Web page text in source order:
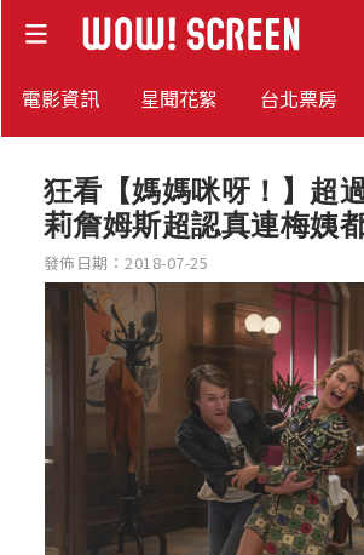
電影資訊 星聞花絮 台北票房
狂看【媽媽咪呀！】超
莉詹姆斯超認真連梅姨
發佈日期：2018-07-25